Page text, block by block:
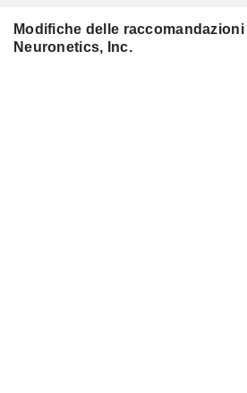
Modifiche delle
Neuronetics, Inc.